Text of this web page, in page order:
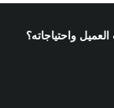
واحتياجاته؟